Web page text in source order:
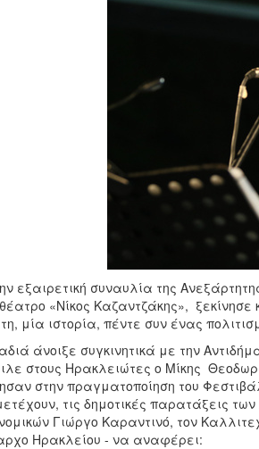
εξαιρετική συναυλία της
«Νίκος Καζαντζάκης»,
μία ιστορία, πέντε συν ένας
άνοιξε συγκινητικά με την
στους Ηρακλειώτες ο Μίκης
στην πραγματοποίηση του
τις δημοτικές παρατάξεις
Γιώργο Καραντινό, τον
Ηρακλείου - να αναφέρει: